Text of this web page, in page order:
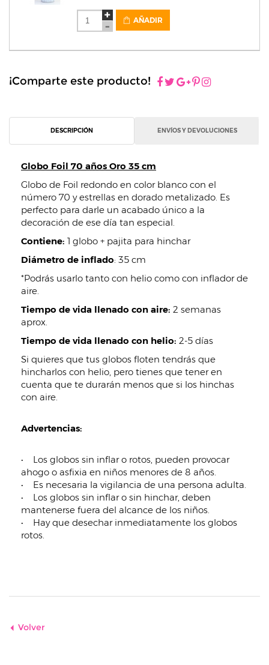
AÑADIR
¡Comparte este producto!
DESCRIPCIÓN ENVÍOS Y DEVOLUCIONES
Globo Foil 70 años Oro 35 cm
Globo de Foil redondo en color blanco con el
número 70 y estrellas en dorado metalizado. Es
perfecto para darle un acabado único a la
decoración de ese día tan especial.
Contiene: 1 globo + pajita para hinchar
Diámetro de inflado: 35 cm
*Podrás usarlo tanto con helio como con inflador de
aire.
Tiempo de vida llenado con aire: 2 semanas
aprox.
Tiempo de vida llenado con helio: 2-5 días
Si quieres que tus globos floten tendrás que
hincharlos con helio, pero tienes que tener en
cuenta que te durarán menos que si los hinchas
con aire.
Advertencias:
• Los globos sin inflar o rotos, pueden provocar
ahogo o asfixia en niños menores de 8 años.
• Es necesaria la vigilancia de una persona adulta.
• Los globos sin inflar o sin hinchar, deben
mantenerse fuera del alcance de los niños.
• Hay que desechar inmediatamente los globos
rotos.
Volver